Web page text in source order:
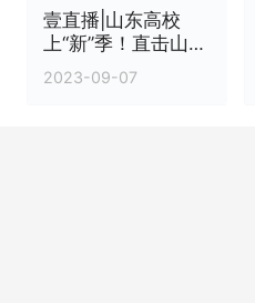
壹直播|山东高校
上“新”季！直击山东
旅游职业学院萌新
报到
2023-09-07